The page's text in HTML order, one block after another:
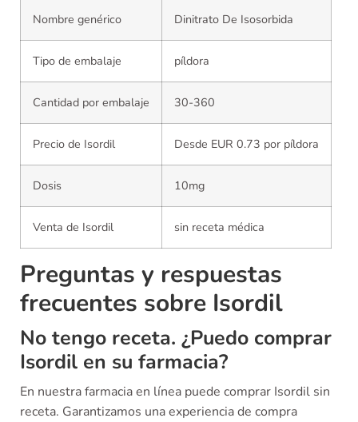
Nombre genérico Dinitrato De Isosorbida
Tipo de embalaje píldora
Cantidad por embalaje 30-360
Precio de Isordil Desde EUR 0.73 por píldora
Dosis 10mg
Venta de Isordil sin receta médica
Preguntas y respuestas
frecuentes sobre Isordil
No tengo receta. ¿Puedo comprar
Isordil en su farmacia?
En nuestra farmacia en línea puede comprar Isordil sin
receta. Garantizamos una experiencia de compra